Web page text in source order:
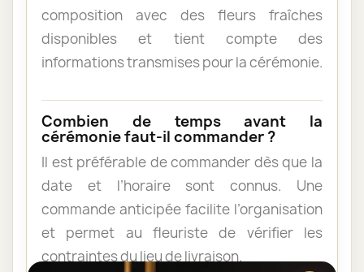
composition avec des fleurs fraîches
disponibles et tient compte des
informations transmises pour la cérémonie.
Combien de temps avant la
cérémonie faut-il commander ?
Il est préférable de commander dès que la
date et l’horaire sont connus. Une
commande anticipée facilite l’organisation
et permet au fleuriste de vérifier les
contraintes du lieu de livraison.